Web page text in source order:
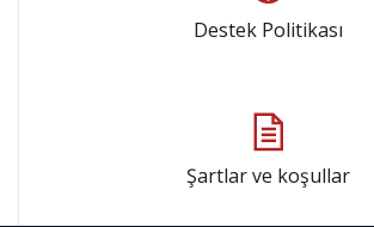
Destek Politikası
Şartlar ve koşullar